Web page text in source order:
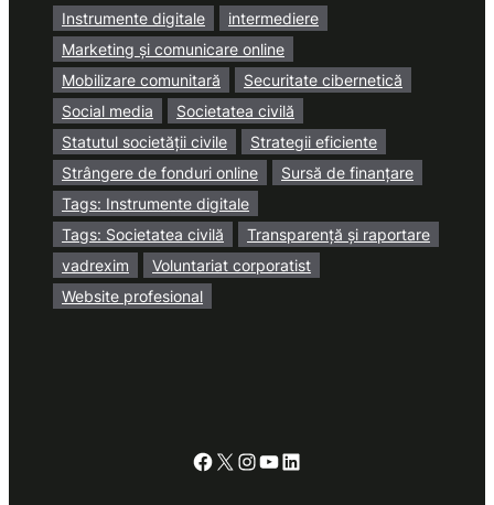
Instrumente digitale
intermediere
Marketing și comunicare online
Mobilizare comunitară
Securitate cibernetică
Social media
Societatea civilă
Statutul societății civile
Strategii eficiente
Strângere de fonduri online
Sursă de finanțare
Tags: Instrumente digitale
Tags: Societatea civilă
Transparență și raportare
vadrexim
Voluntariat corporatist
Website profesional
Facebook
X Instagram
YouTube
LinkedIn